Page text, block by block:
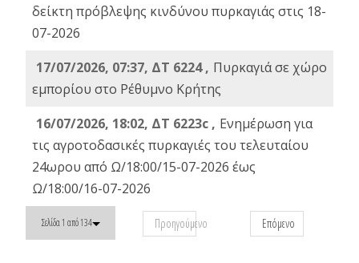
δείκτη πρόβλεψης κινδύνου πυρκαγιάς στις 18-
07-2026
17/07/2026, 07:37, ΔΤ 6224 , Πυρκαγιά σε χώρο
εμπορίου στο Ρέθυμνο Κρήτης
16/07/2026, 18:02, ΔΤ 6223c , Ενημέρωση για
τις αγροτοδασικές πυρκαγιές του τελευταίου
24ωρου από Ω/18:00/15-07-2026 έως
Ω/18:00/16-07-2026
Σελίδα 1 από 134 Προηγούμενο Επόμενο